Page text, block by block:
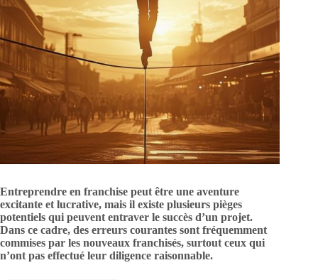
Entreprendre en franchise peut être une aventure
excitante et lucrative, mais il existe plusieurs pièges
potentiels qui peuvent entraver le succès d’un projet.
Dans ce cadre, des erreurs courantes sont fréquemment
commises par les nouveaux franchisés, surtout ceux qui
n’ont pas effectué leur diligence raisonnable.